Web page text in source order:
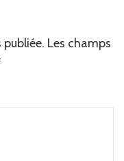
Les champs